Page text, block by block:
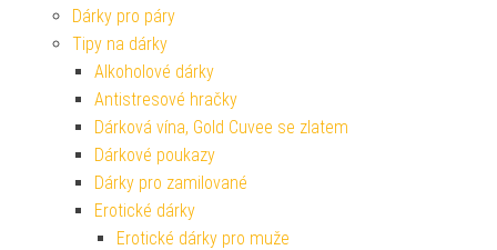
Dárky pro páry
Tipy na dárky
Alkoholové dárky
Antistresové hračky
Dárková vína, Gold Cuvee se zlatem
Dárkové poukazy
Dárky pro zamilované
Erotické dárky
Erotické dárky pro muže